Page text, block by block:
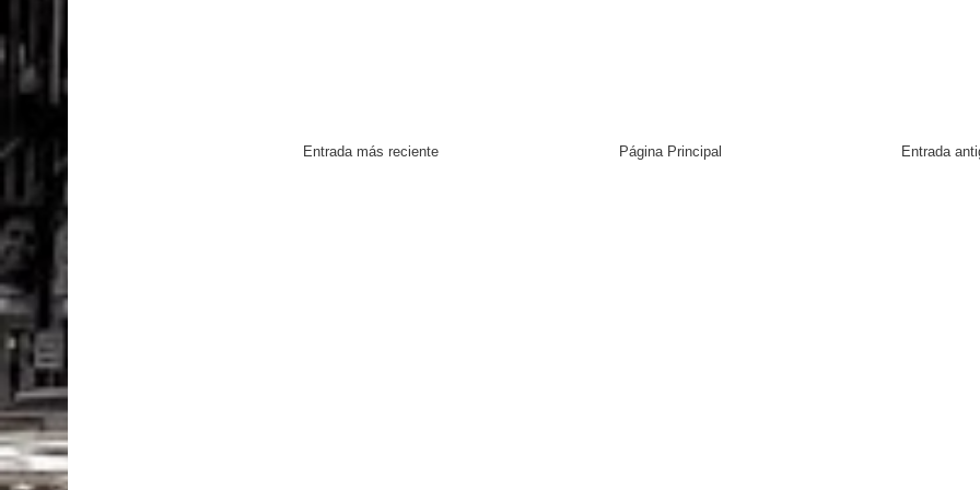
Entrada más reciente Entrada
Página Principal